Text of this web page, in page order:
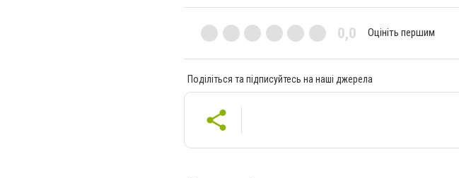
0,0 Оцініть першим
Поділіться та підписуйтесь на наші джерела